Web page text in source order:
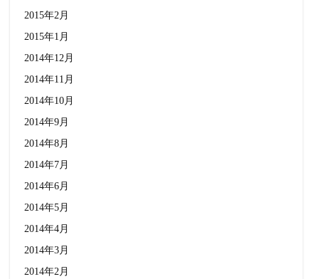
2015年2月
2015年1月
2014年12月
2014年11月
2014年10月
2014年9月
2014年8月
2014年7月
2014年6月
2014年5月
2014年4月
2014年3月
2014年2月